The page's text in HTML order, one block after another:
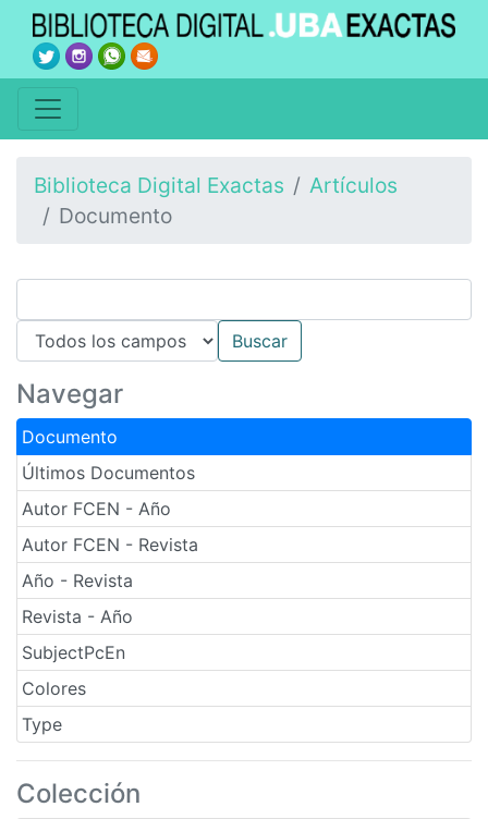
Biblioteca Digital Exactas
Artículos
Documento
Navegar
Documento
Últimos Documentos
Autor FCEN - Año
Autor FCEN - Revista
Año - Revista
Revista - Año
SubjectPcEn
Colores
Type
Colección